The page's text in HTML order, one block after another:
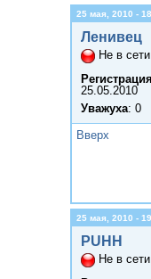
25 мая, 2010 -
Ленивец
Не в сети
25.05.2010
Уважуха: 0
Вверх
25 мая, 2010 -
PUHH
Не в сети